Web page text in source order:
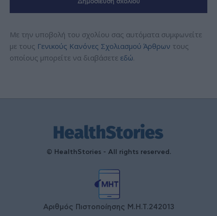
Με την υποβολή του σχολίου σας αυτόματα συμφωνείτε
με τους Γενικούς Κανόνες Σχολιασμού Άρθρων τους
οποίους μπορείτε να διαβάσετε εδώ.
© HealthStories - All rights reserved.
Αριθμός Πιστοποίησης Μ.Η.Τ.242013